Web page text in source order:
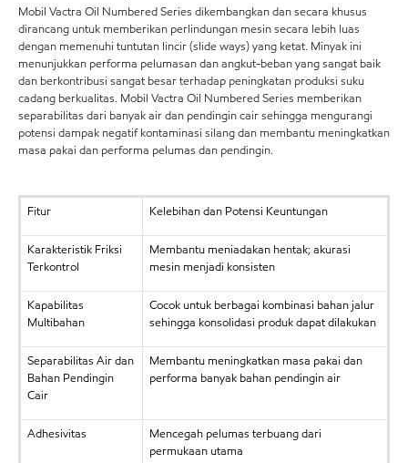
Mobil Vactra Oil Numbered Series dikembangkan dan secara khusus
dirancang untuk memberikan perlindungan mesin secara lebih luas
dengan memenuhi tuntutan lincir (slide ways) yang ketat. Minyak ini
menunjukkan performa pelumasan dan angkut-beban yang sangat baik
dan berkontribusi sangat besar terhadap peningkatan produksi suku
cadang berkualitas. Mobil Vactra Oil Numbered Series memberikan
separabilitas dari banyak air dan pendingin cair sehingga mengurangi
potensi dampak negatif kontaminasi silang dan membantu meningkatkan
masa pakai dan performa pelumas dan pendingin.
Fitur Kelebihan dan Potensi Keuntungan
Karakteristik Friksi
Terkontrol
Membantu meniadakan hentak; akurasi
mesin menjadi konsisten
Kapabilitas
Multibahan
Cocok untuk berbagai kombinasi bahan jalur
sehingga konsolidasi produk dapat dilakukan
Separabilitas Air dan
Bahan Pendingin
Cair
Membantu meningkatkan masa pakai dan
performa banyak bahan pendingin air
Adhesivitas
Mencegah pelumas terbuang dari
permukaan utama